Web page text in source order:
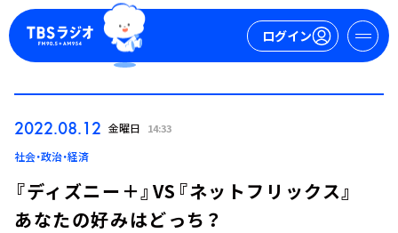
ログイン
2022.08.12 金曜日 14:33
社会・政治・経済
『ディズニー＋』VS『ネットフリックス』
あなたの好みはどっち？